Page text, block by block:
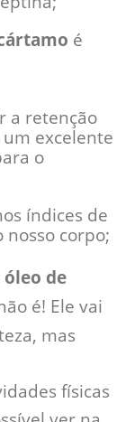
é
a retenção
excelente
o
índices de
corpo;
óleo de
é! Ele vai
mas
físicas